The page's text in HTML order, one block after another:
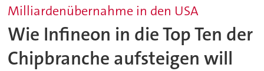
Milliardenübernahme in den USA
Wie Infineon in die Top Ten der
Chipbranche aufsteigen will